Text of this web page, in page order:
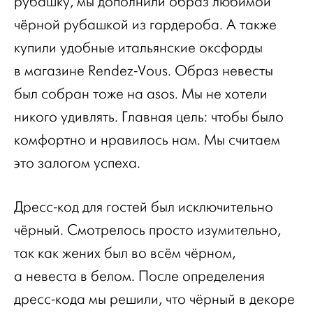
чёрной рубашкой из гардероба. А также
купили удобные итальянские оксфорды
в магазине Rendez-Vous. Образ невесты
был собран тоже на asos. Мы не хотели
никого удивлять. Главная цель: чтобы было
комфортно и нравилось нам. Мы считаем
это залогом успеха.
Дресс-код для гостей был исключительно
чёрный. Смотрелось просто изумительно,
так как жених был во всём чёрном,
а невеста в белом. После определения
дресс-кода мы решили, что чёрный в декоре